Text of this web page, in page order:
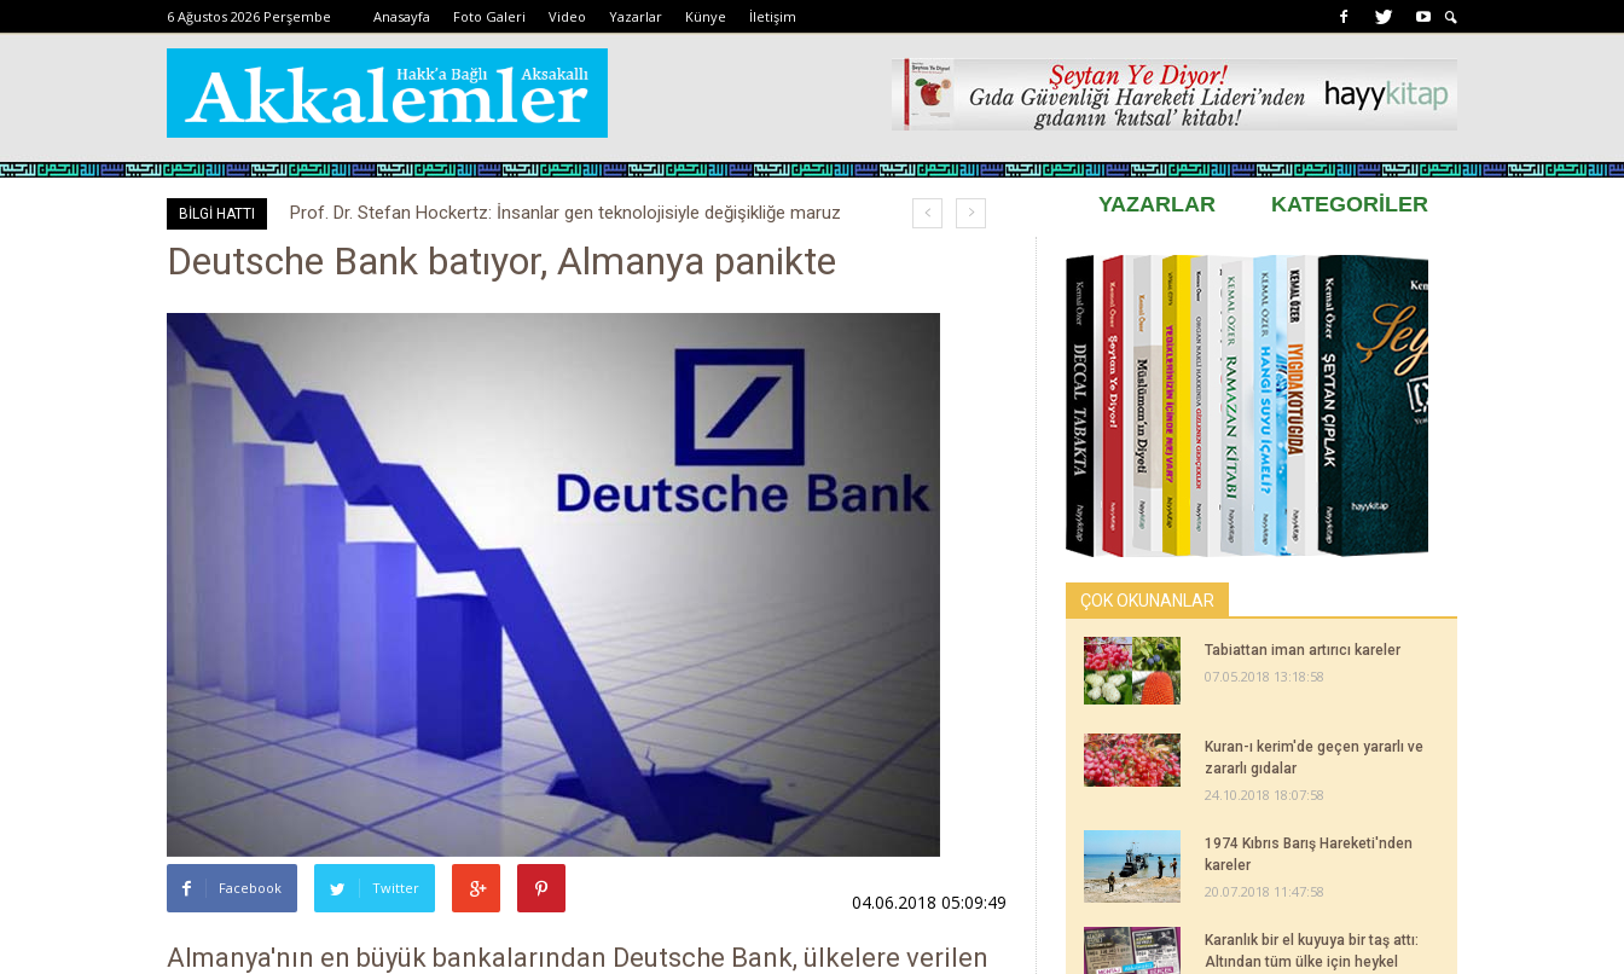
6 Ağustos 2026 Perşembe Anasayfa Foto Galeri Video Yazarlar Künye İletişim
BİLGİ HATTI
Prof. Dr. Stefan Hockertz: İnsanlar gen teknolojisiyle değişikliğe maruz
kalabilir
YAZARLAR KATEGORİLER
Deutsche Bank batıyor, Almanya panikte
Facebook Twitter
04.06.2018 05:09:49
Almanya'nın en büyük bankalarından Deutsche Bank, ülkelere verilen
ÇOK OKUNANLAR
Tabiattan iman artırıcı kareler
07.05.2018 13:18:58
Kuran-ı kerim'de geçen yararlı ve
zararlı gıdalar
24.10.2018 18:07:58
1974 Kıbrıs Barış Hareketi'nden
kareler
20.07.2018 11:47:58
Karanlık bir el kuyuya bir taş attı:
Altından tüm ülke için heykel